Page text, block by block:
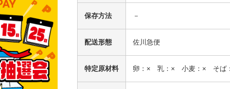
保存方法 －
配送形態 佐川急便
特定原材料 卵：× 乳：× 小麦：× そば